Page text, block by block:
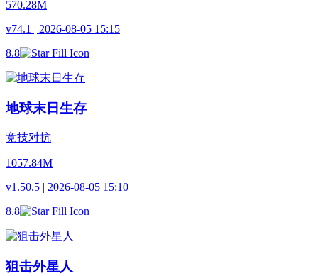
570.28M
v74.1 | 2026-08-05 15:15
8.8
地球末日生存
竞技对抗
1057.84M
v1.50.5 | 2026-08-05 15:10
8.8
狙击外星人